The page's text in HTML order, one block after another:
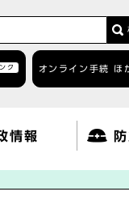
ク オンライン手続 ほ
情報